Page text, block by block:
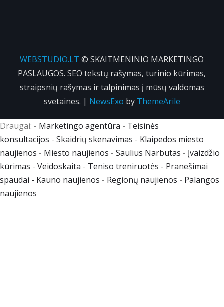
WEBSTUDIO.LT © SKAITMENINIO MARKETINGO
PASLAUGOS. SEO tekstų rašymas, turinio kūrimas,
straipsnių rašymas ir talpinimas į mūsų valdomas
svetaines. | NewsExo by ThemeArile
Draugai: - Marketingo agentūra - Teisinės
konsultacijos - Skaidrių skenavimas - Klaipedos miesto
naujienos - Miesto naujienos - Saulius Narbutas - Įvaizdžio
kūrimas - Veidoskaita - Teniso treniruotės - Pranešimai
spaudai - Kauno naujienos - Regionų naujienos - Palangos
naujienos